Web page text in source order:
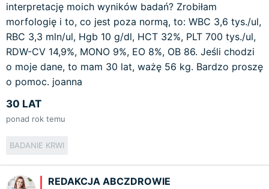
interpretację moich wyników badań? Zrobiłam
morfologię i to, co jest poza normą, to: WBC 3,6 tys./ul,
RBC 3,3 mln/ul, Hgb 10 g/dl, HCT 32%, PLT 700 tys./ul,
RDW-CV 14,9%, MONO 9%, EO 8%, OB 86. Jeśli chodzi
o moje dane, to mam 30 lat, ważę 56 kg. Bardzo proszę
o pomoc. joanna
30 LAT
ponad rok temu
BADANIE KRWI
REDAKCJA ABCZDROWIE